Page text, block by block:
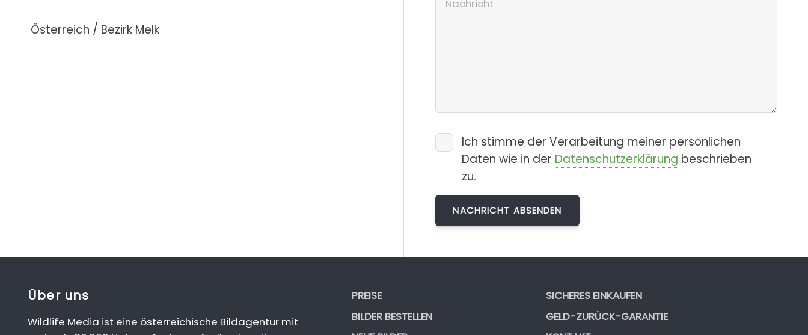
Österreich / Bezirk Melk
Ich stimme der Verarbeitung meiner persönlichen
Daten wie in der Datenschutzerklärung beschrieben
zu.
Über uns
Wildlife Media ist eine österreichische Bildagentur mit
PREISE
BILDER BESTELLEN
SICHERES EINKAUFEN
GELD-ZURÜCK-GARANTIE